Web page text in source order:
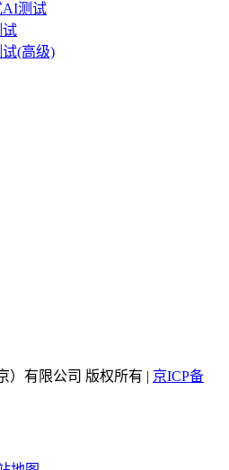
AI测试
试
(高级)
）有限公司 版权所有 | 京ICP备